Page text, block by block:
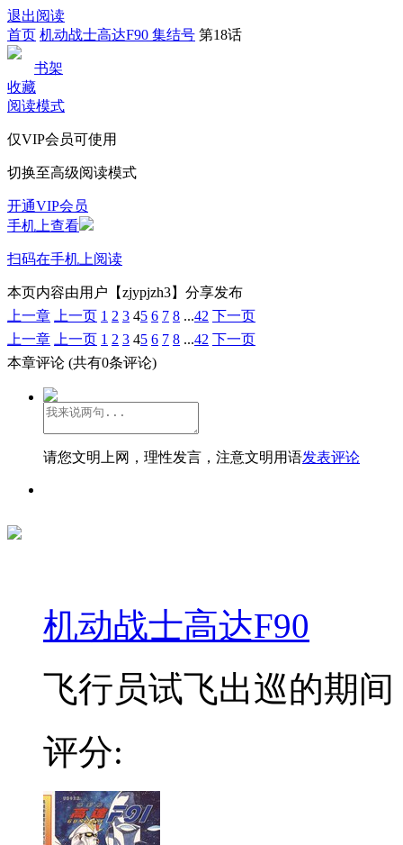
退出阅读
首页 机动战士高达F90 集结号 第18话
书架
收藏
阅读模式
仅VIP会员可使用
切换至高级阅读模式
开通VIP会员
手机上查看
扫码在手机上阅读
本页内容由用户【zjypjzh3】分享发布
上一章
上一页 1 2 3 45 6 7 8 ...42 下一页
上一章
上一页 1 2 3 45 6 7 8 ...42 下一页
本章评论 (共有0条评论)
请您文明上网，理性发言，注意文明用语发表评论
机动战士高达F90
飞行员试飞出巡的期
评分: